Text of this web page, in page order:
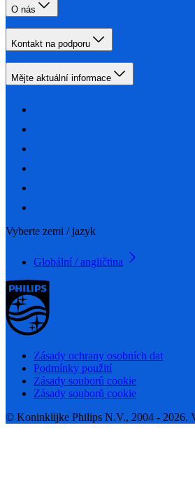
O nás
Kontakt na podporu
Mějte aktuální informace
Vyberte zemi / jazyk
Globální / angličtina
Zásady ochrany osobních dat
Podmínky použití
Zásady souborů cookie
Zásady souborů cookie
© Koninklijke Philips N.V., 2004 - 2026.